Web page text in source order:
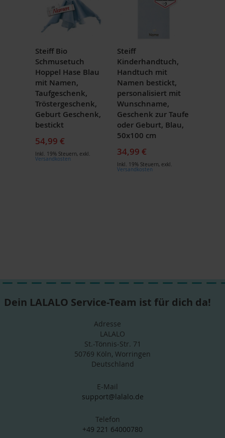
Steiff Bio
Schmusetuch
Hoppel Hase Blau
mit Namen,
Taufgeschenk,
Tröstergeschenk,
Geburt Geschenk,
bestickt
54,99 €
Inkl. 19% Steuern, exkl.
Versandkosten
Steiff
Kinderhandtuch,
Handtuch mit
Namen bestickt,
personalisiert mit
Wunschname,
Geschenk zur Taufe
oder Geburt, Blau,
50x100 cm
34,99 €
Inkl. 19% Steuern, exkl.
Versandkosten
Dein LALALO Service-Team ist für dich da!
Adresse
LALALO
St.-Tönnis-Str. 71
50769 Köln, Worringen
Deutschland
E-Mail
support@lalalo.de
Telefon
+49 221 64000780